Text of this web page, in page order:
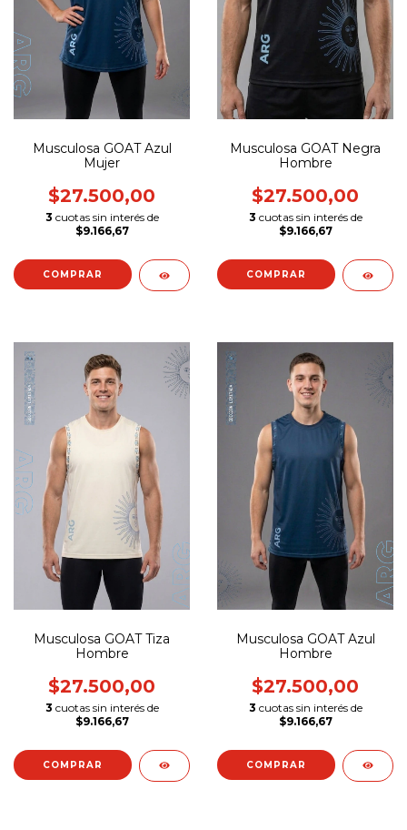
Musculosa GOAT Azul
Mujer
$27.500,00
3 cuotas sin interés de
$9.166,67
COMPRAR
Musculosa GOAT Negra
Hombre
$27.500,00
3 cuotas sin interés de
$9.166,67
COMPRAR
Musculosa GOAT Tiza
Hombre
$27.500,00
3 cuotas sin interés de
$9.166,67
COMPRAR
Musculosa GOAT Azul
Hombre
$27.500,00
3 cuotas sin interés de
$9.166,67
COMPRAR